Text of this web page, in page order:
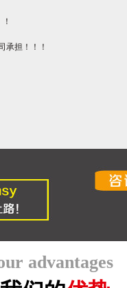
承担！！！
advantages